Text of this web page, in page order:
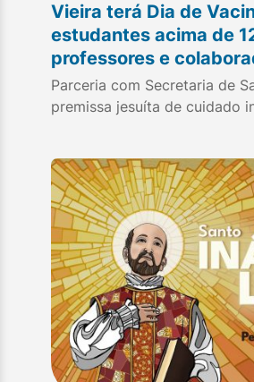
Vieira terá Dia de
estudantes acima de
professores e
Parceria com Secretaria de
premissa jesuíta de cuidado